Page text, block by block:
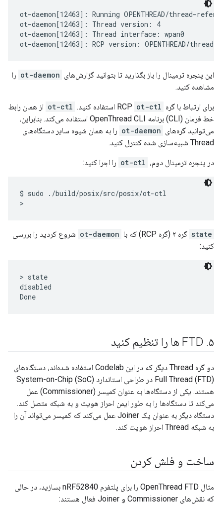
ot-daemon[12463]: Running OPENTHREAD/thread-
ot-daemon[12463]: Thread version: 4
ot-daemon[12463]: Thread interface: wpan0
این پنجره ترمینال را باز بگذارید تا بتوانید گزارش‌های ot-daemon را
مشاهده کنید.
برای ارتباط با گره RCP ot-ctl استفاده کنید. ot-ctl از همان رابط
خط فرمان (CLI) برنامه OpenThread CLI استفاده می‌کند. بنابراین،
می‌توانید گره‌های ot-daemon را به همان شیوه سایر دستگاه‌های
Thread شبیه‌سازی شده کنترل کنید.
در پنجره ترمینال دوم، ot-ctl را اجرا کنید:
$ sudo ./build/posix/src/posix/ot-ctl
state گره ۲ (گره RCP) که با ot-daemon شروع کردید را بررسی
کنید:
> state
disabled
۵.
دو گره Thread دیگر که در این Codelab استفاده شده‌اند، دستگاه‌های
Full Thread (FTD) در طراحی استاندارد System-on-Chip (SoC)
هستند. یکی از دستگاه‌ها به عنوان کمیسر (Commissioner) عمل
می‌کند تا دستگاه‌ها را به طور ایمن احراز هویت و به شبکه متصل کند.
دستگاه دیگر به عنوان یک Joiner عمل می‌کند که کمیسر می‌تواند آن را
به شبکه Thread احراز هویت کند.
ساخت و فلش کردن
مثال OpenThread FTD را برای پلتفرم nRF52840 بسازید، در حالی
که نقش‌های Commissioner و Joiner فعال هستند: